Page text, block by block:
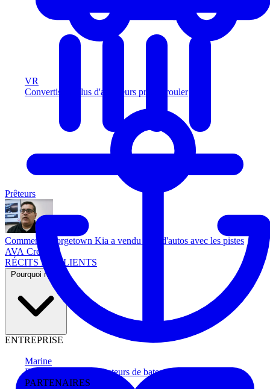
VR
Convertissez plus d'acheteurs prêts à rouler
Marine
Faites avancer les acheteurs de bateau
PARTENAIRES
Prêteurs
Comment Georgetown Kia a vendu plus d'autos avec les pistes
AVA Credit
RÉCITS DE CLIENTS
Pourquoi nous
ENTREPRISE